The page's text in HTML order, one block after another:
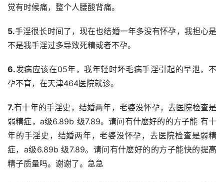
觉有时候痛，整个人腰酸背痛。
5.手淫很长时间了，现在也结婚一年多没有怀孕，我担心是
不是我手淫过多导致死精或者不孕。
6.发病应该在05年，我年轻时坏毛病手淫引起的早泄，不
孕不育，在天津464医院就诊。
7.有十年的手淫史，结婚两年，老婆没怀孕，去医院检查是
弱精症，a级6.89b 级7.89。请问有什麽好的的方子能 有十
年的手淫史，结婚两年，老婆没怀孕，去医院检查是弱精
症，a级6.89b 级7.89。请问有什麽好的的方子能快的提高
精子质量吗。谢谢了。急急